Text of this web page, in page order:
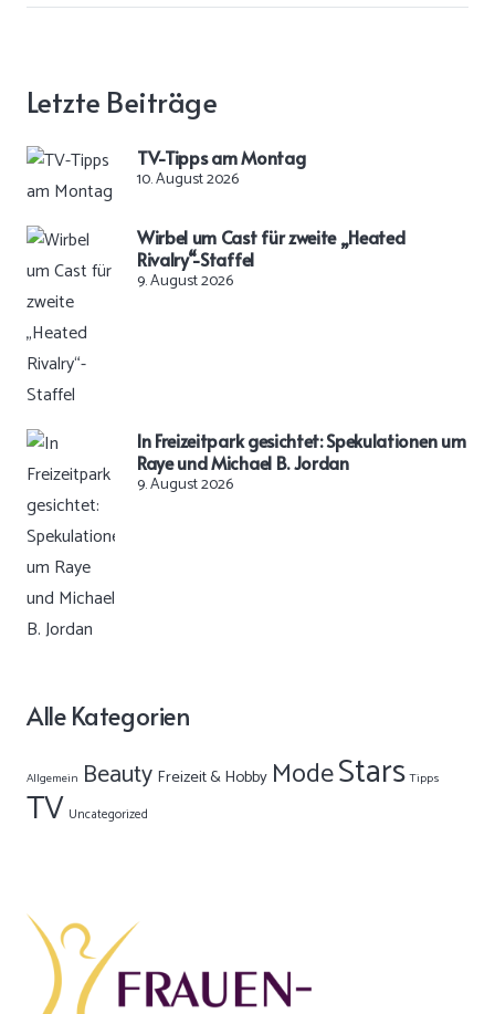
Letzte Beiträge
TV-Tipps am Montag
10. August 2026
Wirbel um Cast für zweite „Heated
Rivalry“-Staffel
9. August 2026
In Freizeitpark gesichtet: Spekulationen um
Raye und Michael B. Jordan
9. August 2026
Alle Kategorien
Allgemein Beauty Freizeit & Hobby ModeStars Tipps
TV Uncategorized